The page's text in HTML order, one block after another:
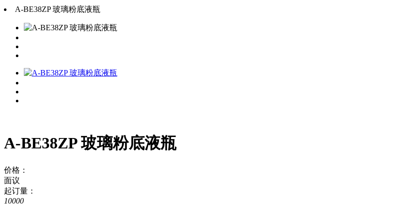
A-BE38ZP 玻璃粉底液瓶
A-BE38ZP 玻璃粉底液瓶
价格：
面议
起订量：
10000